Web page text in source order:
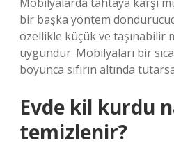
bir başka yöntem
özellikle küçük ve taşınabilir
uygundur. Mobilyaları bir
boyunca sıfırın altında
Evde kil kurdu
temizlenir?